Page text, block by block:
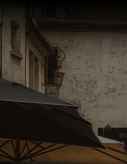
DPE Collectif
DTG